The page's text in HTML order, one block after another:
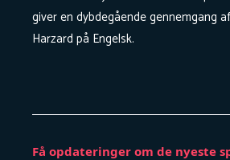
Få opdateringer om de nyeste
giver en dybdegående gennemgang
Harzard på Engelsk.